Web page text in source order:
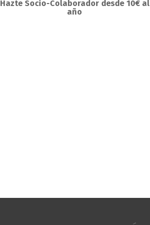
Hazte Socio-Colaborador desde 10€ al
año